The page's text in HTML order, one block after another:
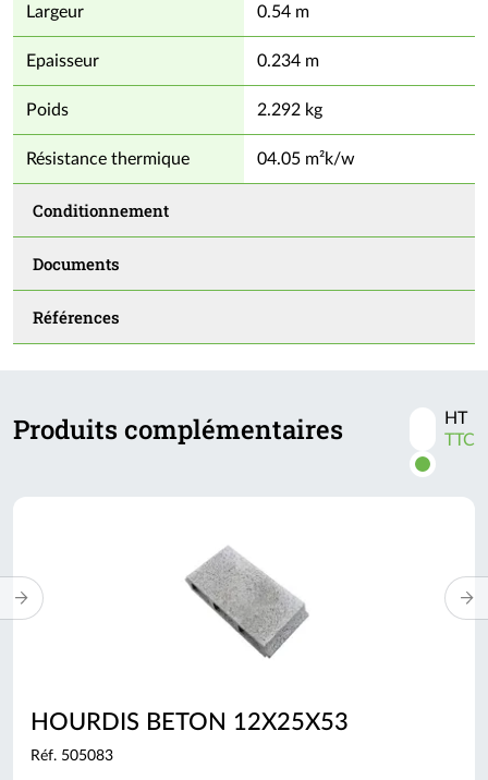
- Répond à la RT 2012 et à la future RE 2020
- Compatible bâtiment passif et BEPOS
- Conçu et fabriqué en France
Largeur 0.54 m
Epaisseur 0.234 m
Poids 2.292 kg
Résistance thermique 04.05 m²k/w
Conditionnement
Documents
Références
Produits complémentaires
Activer
les
HT
TTC
HOURDIS BETON 12X25X53
Réf. 505083